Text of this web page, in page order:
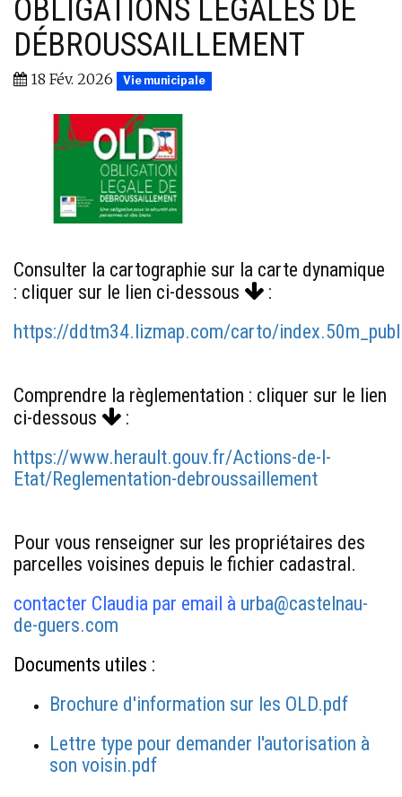
OBLIGATIONS LÉGALES DE
DÉBROUSSAILLEMENT
18 Fév. 2026 Vie municipale
Consulter la cartographie sur la carte dynamique
: cliquer sur le lien ci-dessous
:
https://ddtm34.lizmap.com/carto/
Comprendre la règlementation : cliquer sur le lien
ci-dessous
:
https://www.herault.gouv.fr/Actions-de-l-
Etat/Reglementation-debroussaillement
Pour vous renseigner sur les propriétaires des
parcelles voisines depuis le fichier cadastral.
contacter Claudia par email à urba@castelnau-
de-guers.com
Documents utiles :
Brochure d'information sur les OLD.pdf
Lettre type pour demander l'autorisation à
son voisin.pdf